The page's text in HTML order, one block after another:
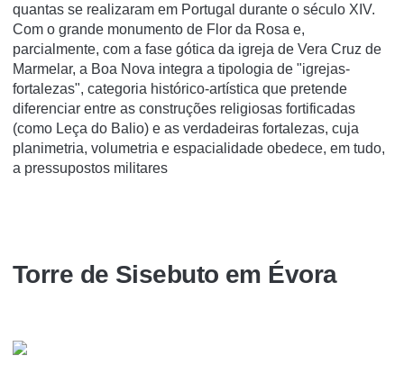
quantas se realizaram em Portugal durante o século XIV.
Com o grande monumento de Flor da Rosa e,
parcialmente, com a fase gótica da igreja de Vera Cruz de
Marmelar, a Boa Nova integra a tipologia de "igrejas-
fortalezas", categoria histórico-artística que pretende
diferenciar entre as construções religiosas fortificadas
(como Leça do Balio) e as verdadeiras fortalezas, cuja
planimetria, volumetria e espacialidade obedece, em tudo,
a pressupostos militares
Torre de Sisebuto em Évora